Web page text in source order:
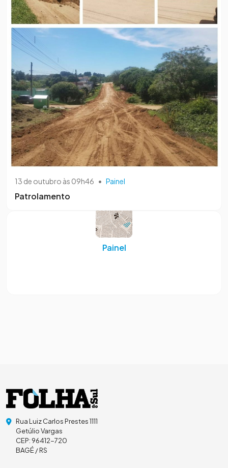
13 de outubro às 09h46 • Painel
Patrolamento
Painel
Rua Luiz Carlos Prestes 1111
Getúlio Vargas
CEP: 96412-720
BAGÉ / RS